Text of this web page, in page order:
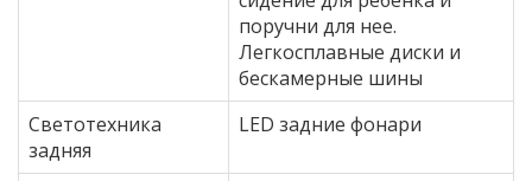
поручни для нее.
Легкосплавные диски и
бескамерные шины
Светотехника
задняя
LED задние фонари